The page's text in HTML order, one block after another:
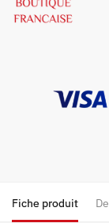
Fiche produit